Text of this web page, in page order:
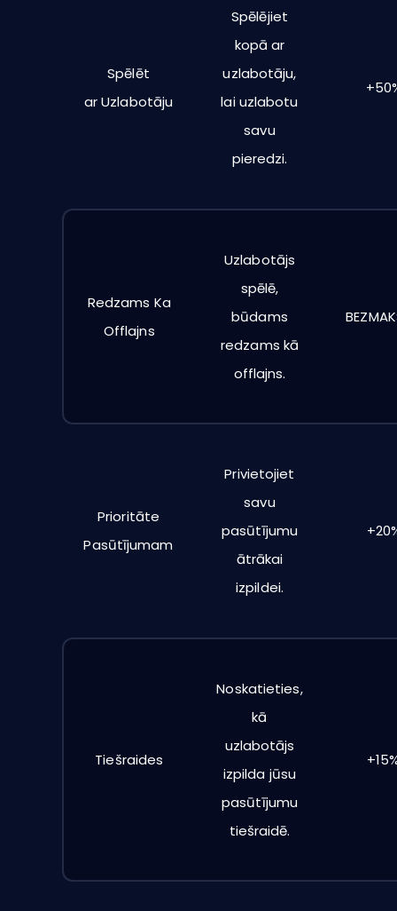
Spēlēt
arUzlabotāju
Spēlējiet
kopā ar
uzlabotāju,
lai uzlabotu
savu
pieredzi.
Redzams Ka
Offlajns
Uzlabotājs
spēlē,
būdams
redzams kā
offlajns.
Prioritāte
Pasūtījumam
Privietojiet
savu
pasūtījumu
ātrākai
izpildei.
Tiešraides
Noskatieties,
kā
uzlabotājs
izpilda jūsu
pasūtījumu
tiešraidē.